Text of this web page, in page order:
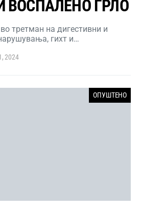
ВОСПАЛЕНО ГРЛО
третман на дигестивни и
гихт и…
2024
ОПУШТЕНО